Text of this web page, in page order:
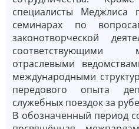
специалисты Меджлиса
семинарах по
законотворческой
соответствующими
отраслевыми
международными
передового опыта
служебных поездок за
В обозначенный период